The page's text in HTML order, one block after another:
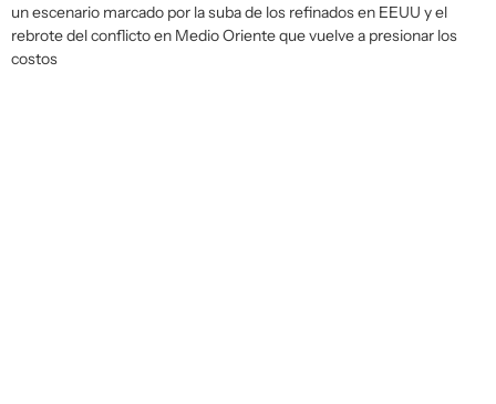
un escenario marcado por la suba de los refinados en EEUU y el
rebrote del conflicto en Medio Oriente que vuelve a presionar los
costos